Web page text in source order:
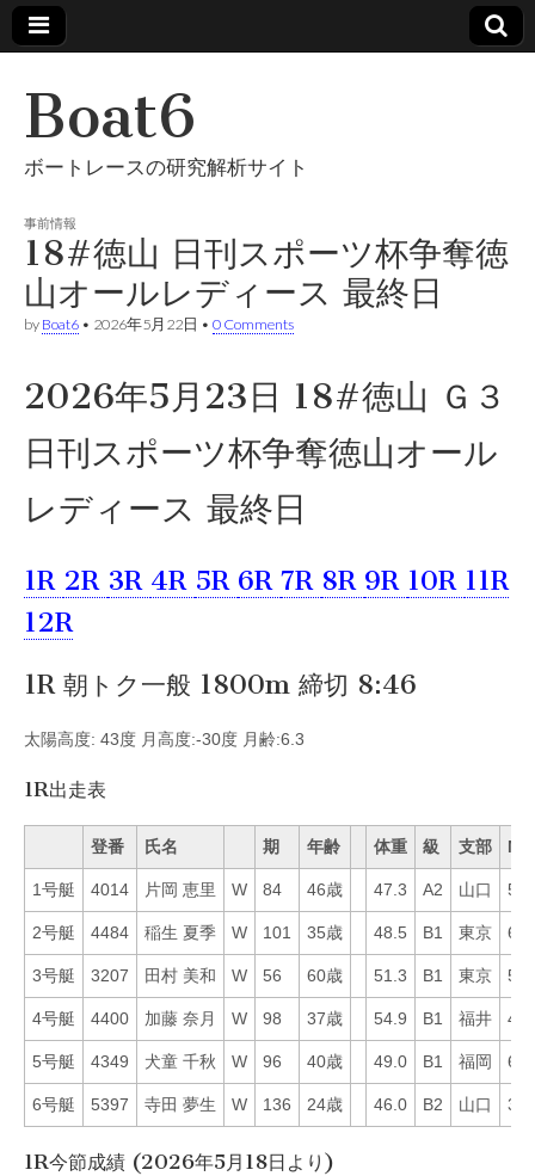
Boat6
ボートレースの研究解析サイト
事前情報
18#徳山 日刊スポーツ杯争奪徳
山オールレディース 最終日
by Boat6 • 2026年5月22日 • 0 Comments
2026年5月23日 18#徳山 Ｇ３
日刊スポーツ杯争奪徳山オール
レディース 最終日
1R 2R 3R 4R 5R 6R 7R 8R 9R 10R 11R
12R
1R 朝トク一般 1800m 締切 8:46
太陽高度: 43度 月高度:-30度 月齢:6.3
1R出走表
登番 氏名 期 年齢 体重 級 支部 Mo
1号艇 4014 片岡 恵里 W 84 46歳 47.3 A2 山口 55
2号艇 4484 稲生 夏季 W 101 35歳 48.5 B1 東京 65
3号艇 3207 田村 美和 W 56 60歳 51.3 B1 東京 58
4号艇 4400 加藤 奈月 W 98 37歳 54.9 B1 福井 40
5号艇 4349 犬童 千秋 W 96 40歳 49.0 B1 福岡 63
6号艇 5397 寺田 夢生 W 136 24歳 46.0 B2 山口 34
1R今節成績 (2026年5月18日より)